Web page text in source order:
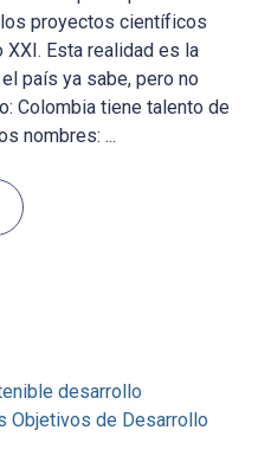
proyectos científicos
Esta realidad es la
país ya sabe, pero no
Colombia tiene talento de
nombres: ...
desarrollo
Objetivos de Desarrollo